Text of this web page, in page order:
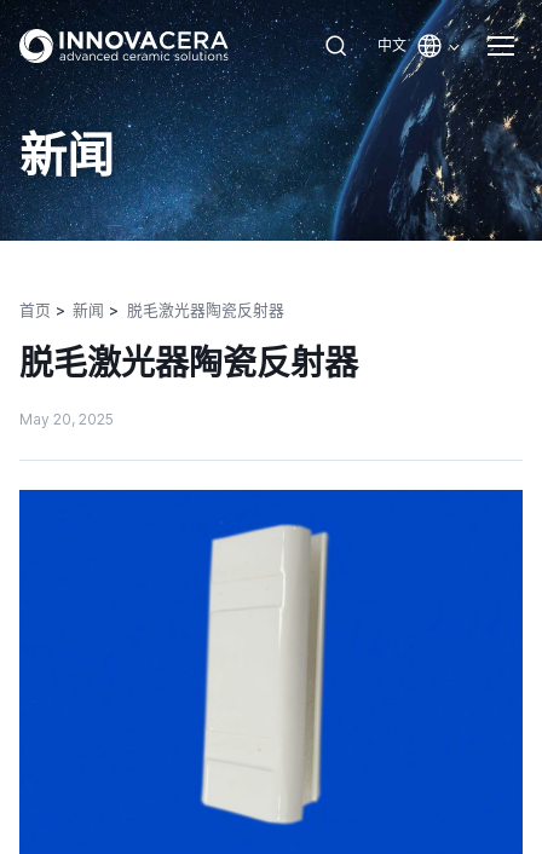
中文
新闻
首页 新闻 脱毛激光器陶瓷反射器
脱毛激光器陶瓷反射器
May 20, 2025